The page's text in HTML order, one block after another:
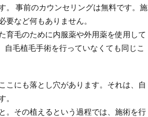
。 事前のカウンセリングは無料です。施
など何もありません。
育毛のために内服薬や外用薬を使用して
毛植毛手術を行っていなくても同じこ
こにも落とし穴があります。それは、自
。
。その植えるという過程では、施術を行